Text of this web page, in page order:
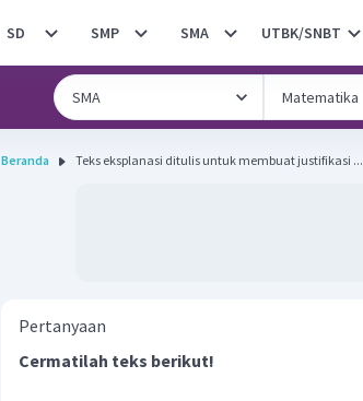
SD SMP SMA UTBK/SNBT
Beranda Teks eksplanasi ditulis untuk membuat justifikasi ...
Pertanyaan
Cermatilah teks berikut!